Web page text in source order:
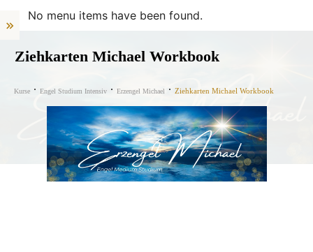
No menu items have been found.
Ziehkarten Michael Workbook
Kurse Engel Studium Intensiv Erzengel Michael Ziehkarten Michael Workbook